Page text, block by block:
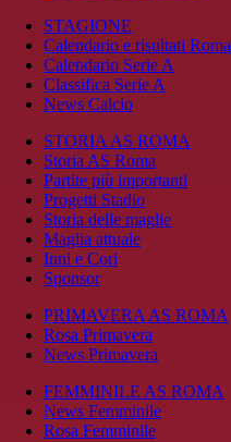
STAGIONE
Calendario e risultati Roma
Calendario Serie A
Classifica Serie A
News Calcio
STORIA AS ROMA
Storia AS Roma
Partite più importanti
Progetti Stadio
Storia delle maglie
Maglia attuale
Inni e Cori
Sponsor
PRIMAVERA AS ROMA
Rosa Primavera
News Primavera
FEMMINILE AS ROMA
News Femminile
Rosa Femminile